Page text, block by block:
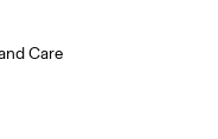
Care